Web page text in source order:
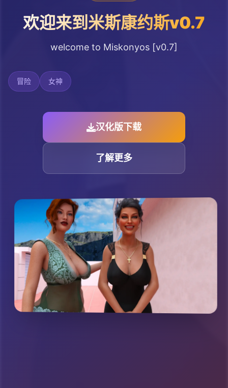
欢迎来到米斯康约斯v0.7
welcome to Miskonyos [v0.7]
冒险 女神
汉化版下载
了解更多